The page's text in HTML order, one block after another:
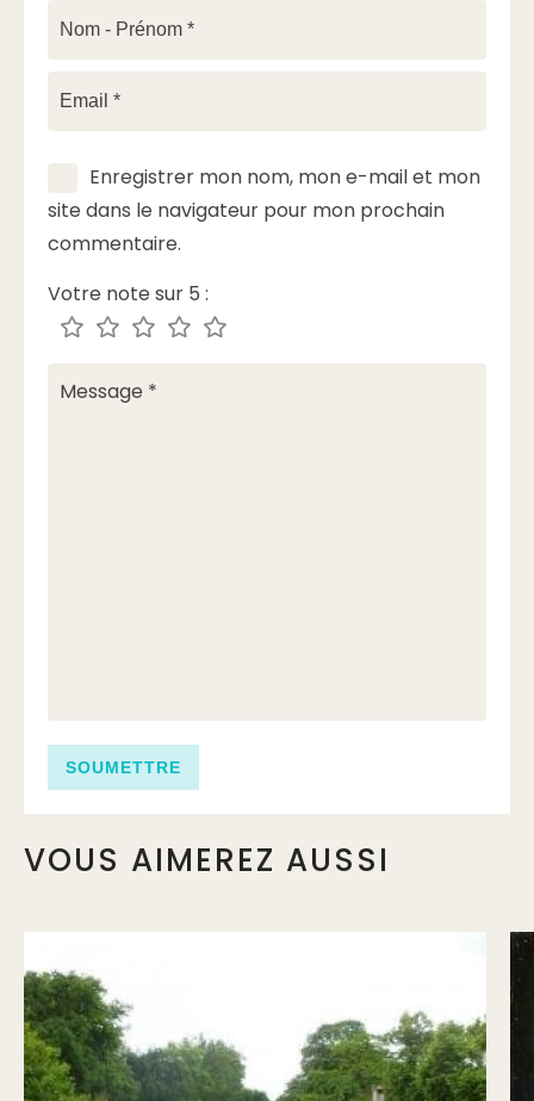
Enregistrer mon nom, mon e-mail et mon
site dans le navigateur pour mon prochain
commentaire.
Votre note sur 5 :
VOUS AIMEREZ AUSSI